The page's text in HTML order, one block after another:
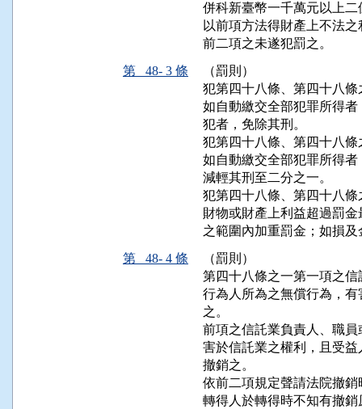
併科新臺幣一千萬元以上
以前項方法得財產上不法
前二項之未遂犯罰之。
第 48- 3 條
（罰則）
犯第四十八條、第四十八
如自動繳交全部犯罪所得
犯者，免除其刑。
犯第四十八條、第四十八
如自動繳交全部犯罪所得
減輕其刑至二分之一。
犯第四十八條、第四十八
財物或財產上利益超過罰
之範圍內加重罰金；如損
第 48- 4 條
（罰則）
第四十八條之一第一項之
行為人所為之無償行為，
之。
前項之信託業負責人、職
害於信託業之權利，且受
撤銷之。
依前二項規定聲請法院撤
轉得人於轉得時不知有撤